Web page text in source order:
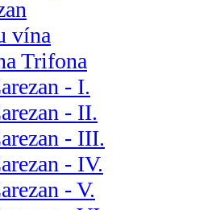
vína
Trifona
- I.
- II.
- III.
- IV.
- V.